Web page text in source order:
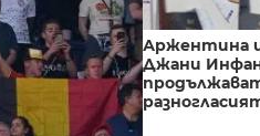
Аржентина
Джани